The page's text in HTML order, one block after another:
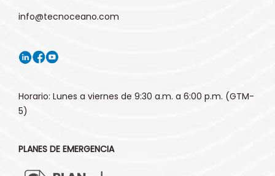
info@tecnoceano.com
Horario: Lunes a viernes de 9:30 a.m. a 6:00 p.m. (GTM-
5)
PLANES DE EMERGENCIA